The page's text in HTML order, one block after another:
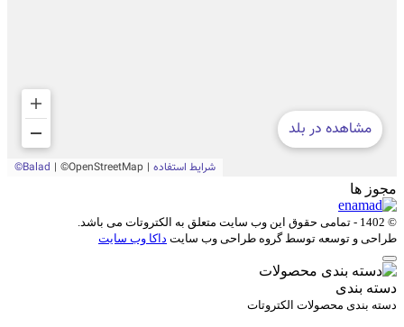
مجوز ها
© 1402 - تمامی حقوق این وب سایت متعلق به الکتروتات می باشد.
طراحی و توسعه توسط گروه طراحی وب سایت داکا وب سایت
دسته بندی
دسته بندی محصولات الکتروتات